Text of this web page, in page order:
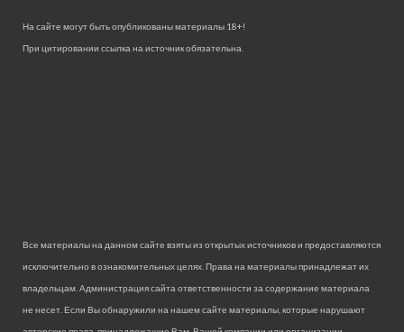
На сайте могут быть опубликованы материалы 18+!
При цитировании ссылка на источник обязательна.
Все материалы на данном сайте взяты из открытых источников и предоставляются
исключительно в ознакомительных целях. Права на материалы принадлежат их
владельцам. Администрация сайта ответственности за содержание материала
не несет. Если Вы обнаружили на нашем сайте материалы, которые нарушают